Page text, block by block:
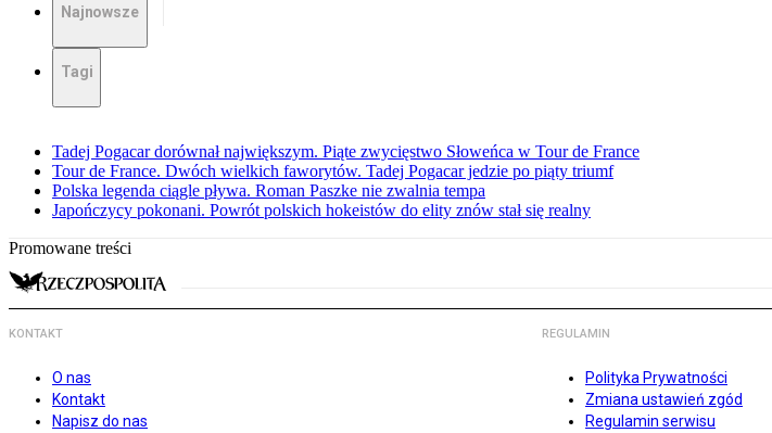
Najnowsze
Tagi
Tadej Pogacar dorównał największym. Piąte zwycięstwo Słoweńca w Tour de France
Tour de France. Dwóch wielkich faworytów. Tadej Pogacar jedzie po piąty triumf
Polska legenda ciągle pływa. Roman Paszke nie zwalnia tempa
Japończycy pokonani. Powrót polskich hokeistów do elity znów stał się realny
Promowane treści
KONTAKT
O nas
Kontakt
Napisz do nas
REGULAMIN
Polityka Prywatności
Zmiana ustawień zgód
Regulamin serwisu